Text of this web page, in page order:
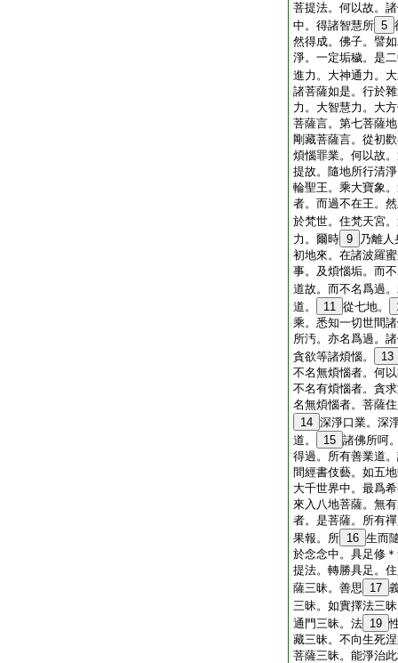
菩提法。何以故。
中。得諸智慧所 5
然得成。佛子。譬
淨。一定垢穢。是
進力。大神通力。
諸菩薩如是。行於
力。大智慧力。大
菩薩言。第七菩薩
剛藏菩薩言。從初
煩惱罪業。何以故
提故。隨地所行清
輪聖王。乘大寶象
者。而過不在王。
於梵世。住梵天宮
力。爾時 9
乃離
初地來。在諸波羅
事。及煩惱垢。而
道故。而不名爲過
道。
11 從七地。
乘。悉知一切世間
所汚。亦名爲過。
貪欲等諸煩惱。
13
不名無煩惱者。何
不名有煩惱者。貪
名無煩惱者。菩薩
14 深淨口業。深
道。
15 諸佛所呵
得過。所有善業道
間經書伎藝。如五
大千世界中。最爲
來入八地菩薩。無
者。是菩薩。所有
果報。所 16 生而
於念念中。具足修
提法。轉勝具足。
薩三昧。善思
17
三昧。如實擇法三
通門三昧。法 19
藏三昧。不向生死
菩薩三昧。能淨治